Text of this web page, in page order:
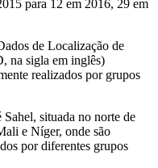
para 12 em 2016, 29 em
de Localização de
na sigla em inglês)
realizados por grupos
situada no norte de
e Níger, onde são
por diferentes grupos